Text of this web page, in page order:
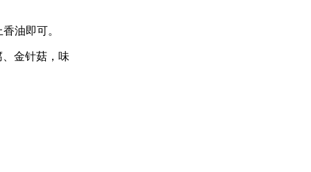
油即可。
金针菇，味